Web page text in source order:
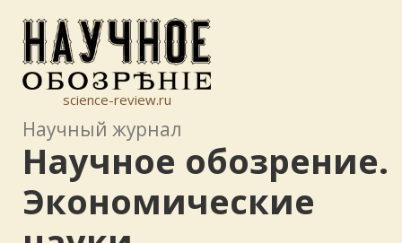
science-review.ru
Научный журнал
Научное обозрение.
Экономические